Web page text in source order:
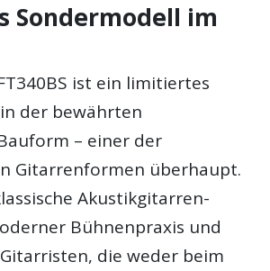
Sondermodell im
ist ein limitiertes
der bewährten
– einer der
Gitarrenformen überhaupt.
Akustikgitarren-
Bühnenpraxis und
die weder beim